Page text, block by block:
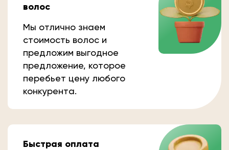
волос
Мы отлично знаем
стоимость волос и
предложим выгодное
предложение, которое
перебьет цену любого
конкурента.
Быстрая оплата